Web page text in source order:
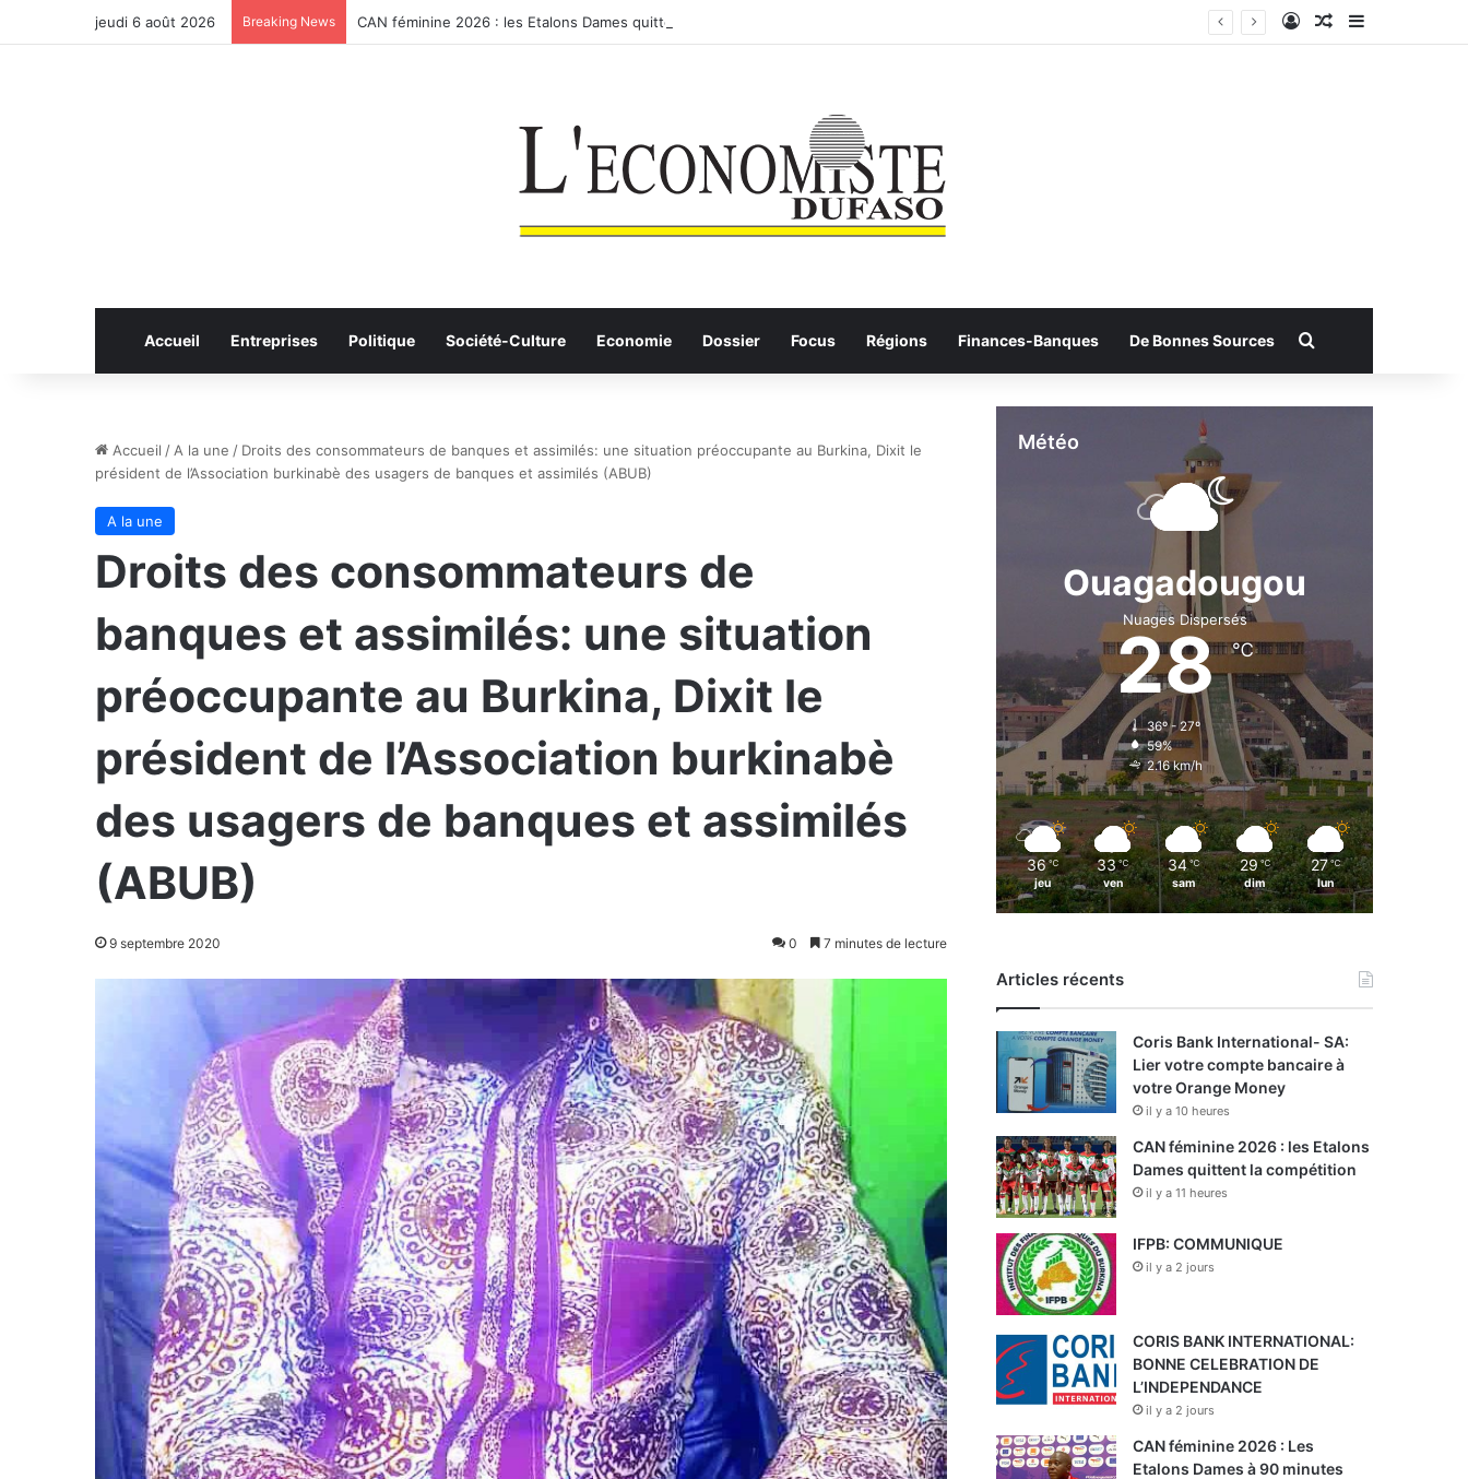
jeudi 6 août 2026 Breaking News CAN féminine 2026 : les Etalons Dames quittent la compétition ConnexionArticle Aléatoire
Accueil Entreprises Politique Société-Culture Economie Dossier Focus Régions Finances-Banques De Bonnes Sources Rechercher
Accueil / A la une / Droits des consommateurs de banques et assimilés: une situation préoccupante au Burkina, Dixit le
président de l’Association burkinabè des usagers de banques et assimilés (ABUB)
A la une
Droits des consommateurs de
banques et assimilés: une situation
préoccupante au Burkina, Dixit le
président de l’Association burkinabè
des usagers de banques et assimilés
(ABUB)
9 septembre 2020 0 7 minutes de lecture
Météo
Ouagadougou
Nuages Dispersés
28℃
36º - 27º
59%
2.16 km/h
36 ℃
jeu
33 ℃
ven
34 ℃
sam
29 ℃
dim
27 ℃
lun
Articles récents
Coris Bank International- SA:
Lier votre compte bancaire à
votre Orange Money
il y a 10 heures
CAN féminine 2026 : les Etalons
Dames quittent la compétition
il y a 11 heures
IFPB: COMMUNIQUE
il y a 2 jours
CORIS BANK INTERNATIONAL:
BONNE CELEBRATION DE
L’INDEPENDANCE
il y a 2 jours
CAN féminine 2026 : Les
Etalons Dames à 90 minutes